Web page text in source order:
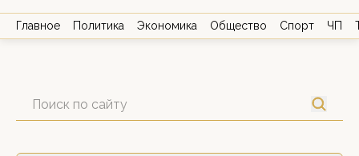
Главное Политика Экономика Общество Спорт ЧП